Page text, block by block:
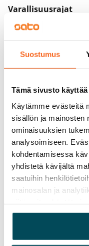
Suostumus
Tämä sivusto
Käytämme evästeitä
sisällön ja mainosten
ominaisuuksien
analysoimiseen.
kohdentamisessa
yhdistetä kävijältä
saatuihin
mainosalan ja
yhdistää näitä tietoja
heille tai joita on
palvelujaan.
Varallisuusrajat
Vuokra
849 €/kk
0 €, (yrityksille min. 1
Vuokrasopimus
Toistaiseksi
12 kk
12 kk
aiemmin
Kotivakuutus
Vesimaksu